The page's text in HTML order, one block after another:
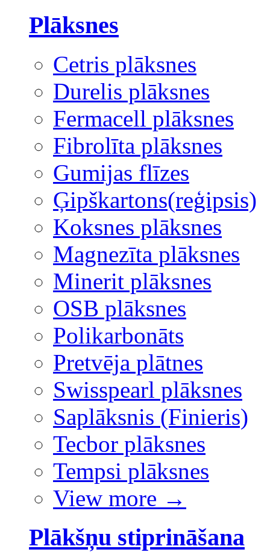
Plāksnes
Cetris plāksnes
Durelis plāksnes
Fermacell plāksnes
Fibrolīta plāksnes
Gumijas flīzes
Ģipškartons(reģipsis)
Koksnes plāksnes
Magnezīta plāksnes
Minerit plāksnes
OSB plāksnes
Polikarbonāts
Pretvēja plātnes
Swisspearl plāksnes
Saplāksnis (Finieris)
Tecbor plāksnes
Tempsi plāksnes
View more →
Plākšņu stiprināšana